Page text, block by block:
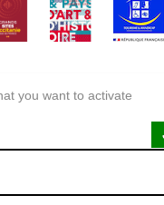
you want to activate